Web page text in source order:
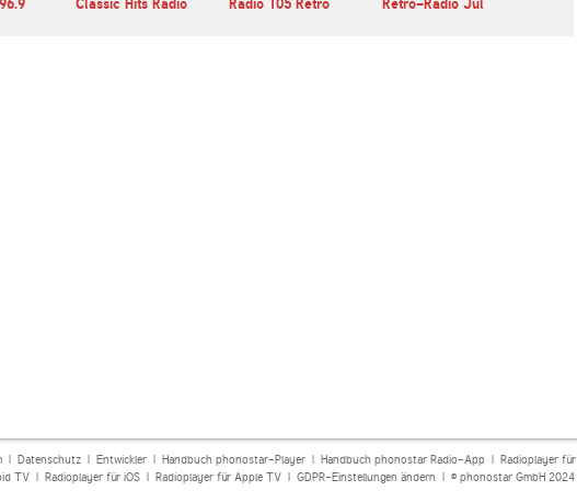
Classic Hits Radio Radio 105 Retro Retro-Radio Jul
| Datenschutz| Entwickler| Handbuch phonostar-Player| Handbuch phonostar Radio-App| Radioplayer für
TV| Radioplayer für iOS| Radioplayer für Apple TV| GDPR-Einstellungen ändern | © phonostar GmbH 2024